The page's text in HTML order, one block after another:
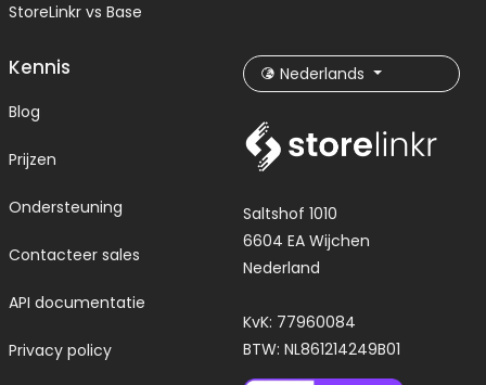
StoreLinkr vs Base
Kennis
Blog
Prijzen
Ondersteuning
Contacteer sales
API documentatie
Privacy policy
Nederlands
Saltshof 1010
6604 EA Wijchen
Nederland
KvK: 77960084
BTW: NL861214249B01